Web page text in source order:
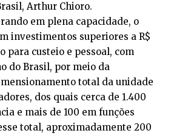
Arthur Chioro.
em plena capacidade, o
investimentos superiores a R$
para custeio e pessoal, com
do Brasil, por meio da
total da unidade
dos quais cerca de 1.400
e mais de 100 em funções
total, aproximadamente 200